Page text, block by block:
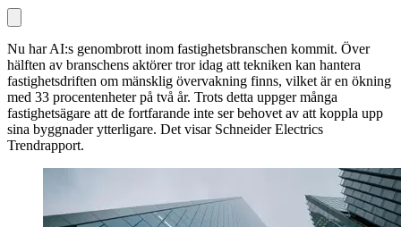
Nu har AI:s genombrott inom fastighetsbranschen kommit. Över
hälften av branschens aktörer tror idag att tekniken kan hantera
fastighetsdriften om mänsklig övervakning finns, vilket är en ökning
med 33 procentenheter på två år. Trots detta uppger många
fastighetsägare att de fortfarande inte ser behovet av att koppla upp
sina byggnader ytterligare. Det visar Schneider Electrics
Trendrapport.